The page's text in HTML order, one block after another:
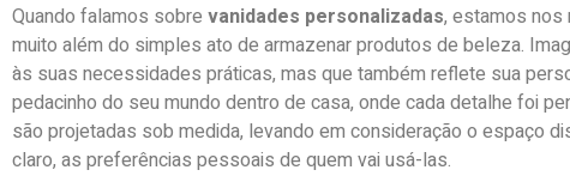
Quando falamos sobre vanidades personalizadas, estamos nos
muito além do simples ato de armazenar produtos de beleza.
às suas necessidades práticas, mas que também reflete sua
pedacinho do seu mundo dentro de casa, onde cada detalhe foi
são projetadas sob medida, levando em consideração o espaço
claro, as preferências pessoais de quem vai usá-las.